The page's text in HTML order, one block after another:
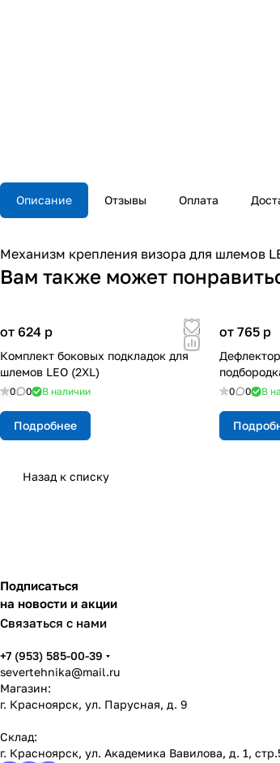
Описание Отзывы Оплата
Механизм крепления визора для шлемов
Вам также может
от 624 p
Комплект боковых подкладок для
шлемов LEO (2XL)
0 0 В наличии
Подробнее
от 765 p
0 0 В
Назад к списку
Подписаться
на новости и акции
Связаться с нами
+7 (953) 585-00-39
severtehnika@mail.ru
Магазин:
г. Красноярск, ул. Парусная, д. 9
Склад:
г. Красноярск, ул. Академика Вавилова, д. 1,